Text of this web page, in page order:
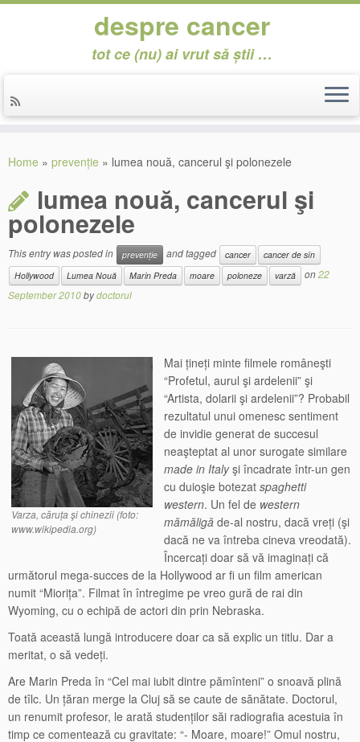
despre cancer
tot ce (nu) ai vrut să știi …
Home » prevenție » lumea nouă, cancerul şi polonezele
lumea nouă, cancerul şi
polonezele
This entry was posted in prevenție and tagged cancer
cancer de sîn
Hollywood
Lumea Nouă Marin Preda moare poloneze varză on22
September 2010bydoctorul
Varza, căruța şi chinezii (foto:
www.wikipedia.org)
Mai țineți minte filmele româneşti
“Profetul, aurul şi ardelenii” şi
“Artista, dolarii şi ardelenii”? Probabil
rezultatul unui omenesc sentiment
de invidie generat de succesul
neaşteptat al unor surogate similare
made in Italyşi încadrate într-un gen
cu duioşie botezat spaghetti
western. Un fel de western
mămăligă de-al nostru, dacă vreți (şi
dacă ne va întreba cineva vreodată).
Încercați doar să vă imaginați că
următorul mega-succes de la Hollywood ar fi un film american
numit “Miorița”. Filmat în întregime pe vreo gură de rai din
Wyoming, cu o echipă de actori din prin Nebraska.
Toată această lungă introducere doar ca să explic un titlu. Dar a
meritat, o să vedeți.
Are Marin Preda în “Cel mai iubit dintre pămînteni” o snoavă plină
de tîlc. Un țăran merge la Cluj să se caute de sănătate. Doctorul,
un renumit profesor, le arată studenților săi radiografia acestuia în
timp ce comentează cu gravitate: “- Moare, moare!” Omul nostru,